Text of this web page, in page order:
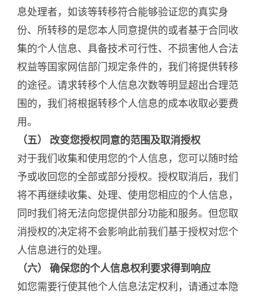
息处理者，如该等转移符合能够验证您的真实身
份、所转移的是您本人同意提供的或者基于合同收
集的个人信息、具备技术可行性、不损害他人合法
权益等国家网信部门规定条件的，我们将提供转移
的途径。请求转移个人信息次数等明显超出合理范
围的，我们将根据转移个人信息的成本收取必要费
用。
（五） 改变您授权同意的范围及取消授权
对于我们收集和使用您的个人信息，您可以随时给
予或收回您的全部或部分授权。授权取消后，我们
将不再继续收集、处理、使用您相应的个人信息，
同时我们将无法向您提供部分功能和服务。但您取
消授权的决定将不会影响此前我们基于授权对您个
人信息进行的处理。
（六） 确保您的个人信息权利要求得到响应
如您需要行使其他个人信息法定权利，请通过本隐